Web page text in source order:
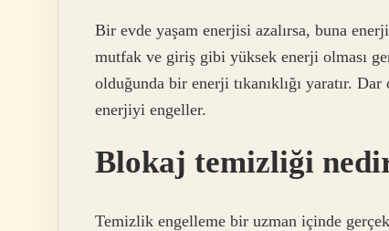
Bir evde yaşam enerjisi azalırsa, buna
mutfak ve giriş gibi yüksek enerji olması
olduğunda bir enerji tıkanıklığı yaratır.
enerjiyi engeller.
Blokaj temizliği
Temizlik engelleme bir uzman içinde